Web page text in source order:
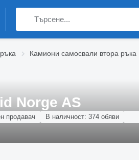
Камиони самосвали втора ръка
Norge AS
продавач В наличност: 374 обяви